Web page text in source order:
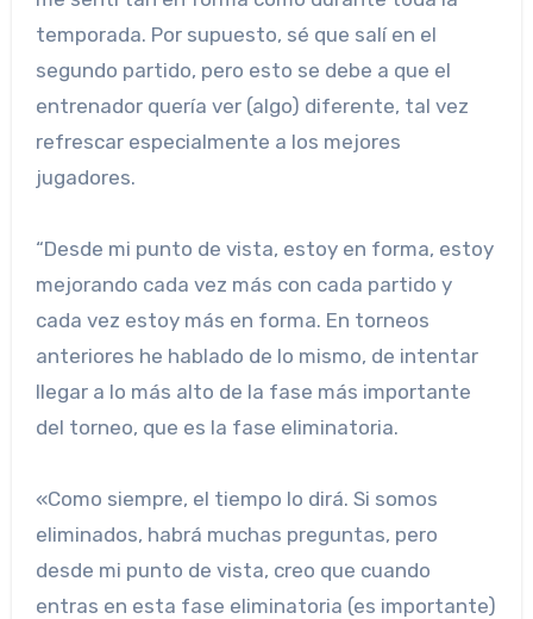
temporada. Por supuesto, sé que salí en el
segundo partido, pero esto se debe a que el
entrenador quería ver (algo) diferente, tal vez
refrescar especialmente a los mejores
jugadores.
“Desde mi punto de vista, estoy en forma, estoy
mejorando cada vez más con cada partido y
cada vez estoy más en forma. En torneos
anteriores he hablado de lo mismo, de intentar
llegar a lo más alto de la fase más importante
del torneo, que es la fase eliminatoria.
«Como siempre, el tiempo lo dirá. Si somos
eliminados, habrá muchas preguntas, pero
desde mi punto de vista, creo que cuando
entras en esta fase eliminatoria (es importante)